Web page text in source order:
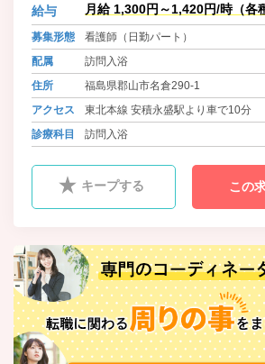
給与 月給 1,300円～1,420円/時（各
募集形態
看護師（日勤パート）
配属
訪問入浴
住所
福島県郡山市名倉290-1
アクセス
東北本線 安積永盛駅より車で10分
診療科目
訪問入浴
キープする この